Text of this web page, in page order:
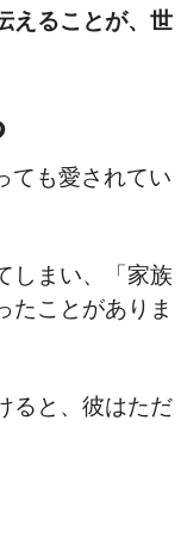
えることが、世
ても愛されてい
しまい、「家族
たことがありま
ると、彼はただ